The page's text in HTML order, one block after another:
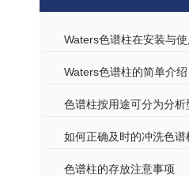
Waters色谱柱在安装与
Waters色谱柱的简单介绍
如何正确及时的冲洗色谱
色谱柱的存放注意事项